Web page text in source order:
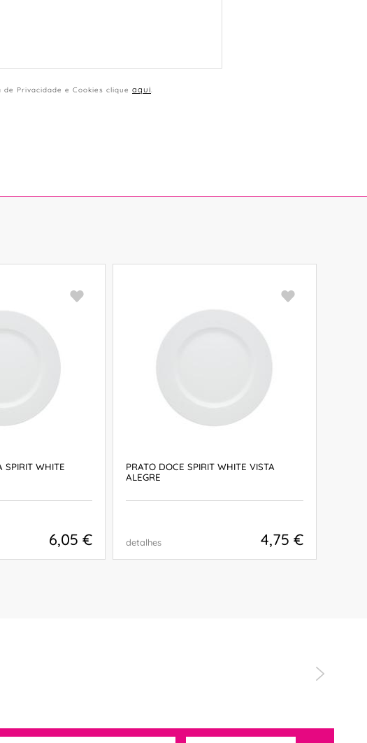
Privacidade e Cookies clique aqui.
SPIRIT WHITE
6,05 €
PRATO DOCE SPIRIT WHITE VISTA
ALEGRE
detalhes 4,75 €